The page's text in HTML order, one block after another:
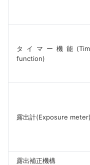
タイマー機能
function)
露出計(Exposure meter)
露出補正機構